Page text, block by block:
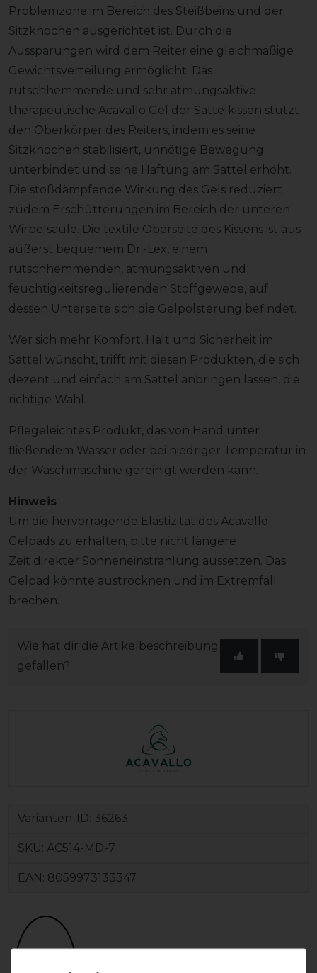
Problemzone im Bereich des Steißbeins und der
Sitzknochen ausgerichtet ist. Durch die
Aussparungen wird dem Reiter eine gleichmäßige
Gewichtsverteilung ermöglicht. Das
rutschhemmende und sehr atmungsaktive
therapeutische Acavallo Gel der Sattelkissen stützt
den Oberkörper des Reiters, indem es seine
Sitzknochen stabilisiert, unnötige Bewegung
unterbindet und seine Haftung am Sattel erhöht.
Die stoßdämpfende Wirkung des Gels reduziert
zudem Erschütterungen im Bereich der unteren
Wirbelsäule. Die textile Oberseite des Kissens ist aus
äußerst bequemem Dri-Lex, einem
rutschhemmenden, atmungsaktiven und
feuchtigkeitsregulierenden Stoffgewebe, auf
dessen Unterseite sich die Gelpolsterung befindet.
Wer sich mehr Komfort, Halt und Sicherheit im
Sattel wünscht, trifft mit diesen Produkten, die sich
dezent und einfach am Sattel anbringen lassen, die
richtige Wahl.
Pflegeleichtes Produkt, das von Hand unter
fließendem Wasser oder bei niedriger Temperatur in
der Waschmaschine gereinigt werden kann.
Hinweis
Um die hervorragende Elastizität des Acavallo
Gelpads zu erhalten, bitte nicht längere
Zeit direkter Sonneneinstrahlung aussetzen. Das
Gelpad könnte austrocknen und im Extremfall
brechen.
Wie hat dir die Artikelbeschreibung
gefallen?
Varianten-ID: 36263
SKU: AC514-MD-7
EAN: 8059973133347